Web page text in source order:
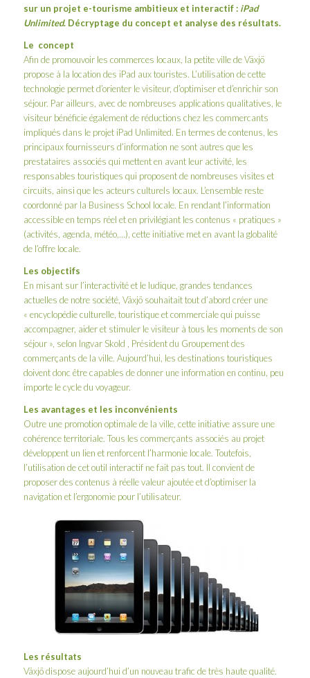
sur un projet e-tourisme ambitieux et interactif : iPad
Unlimited. Décryptage du concept et analyse des résultats.
Le concept
Afin de promouvoir les commerces locaux, la petite ville de Växjö
propose à la location des iPad aux touristes. L’utilisation de cette
technologie permet d’orienter le visiteur, d’optimiser et d’enrichir son
séjour. Par ailleurs, avec de nombreuses applications qualitatives, le
visiteur bénéficie également de réductions chez les commercants
impliqués dans le projet iPad Unlimited. En termes de contenus, les
principaux fournisseurs d’information ne sont autres que les
prestataires associés qui mettent en avant leur activité, les
responsables touristiques qui proposent de nombreuses visites et
circuits, ainsi que les acteurs culturels locaux. L’ensemble reste
coordonné par la Business School locale. En rendant l’information
accessible en temps réel et en privilégiant les contenus « pratiques »
(activités, agenda, météo,…), cette initiative met en avant la globalité
de l’offre locale.
Les objectifs
En misant sur l’interactivité et le ludique, grandes tendances
actuelles de notre société, Växjö souhaitait tout d’abord créer une
« encyclopédie culturelle, touristique et commerciale qui puisse
accompagner, aider et stimuler le visiteur à tous les moments de son
séjour », selon Ingvar Skold , Président du Groupement des
commerçants de la ville. Aujourd’hui, les destinations touristiques
doivent donc être capables de donner une information en continu, peu
importe le cycle du voyageur.
Les avantages et les inconvénients
Outre une promotion optimale de la ville, cette initiative assure une
cohérence territoriale. Tous les commerçants associés au projet
développent un lien et renforcent l’harmonie locale. Toutefois,
l’utilisation de cet outil interactif ne fait pas tout. Il convient de
proposer des contenus à réelle valeur ajoutée et d’optimiser la
navigation et l’ergonomie pour l’utilisateur.
Les résultats
Växjö dispose aujourd’hui d’un nouveau trafic de très haute qualité.